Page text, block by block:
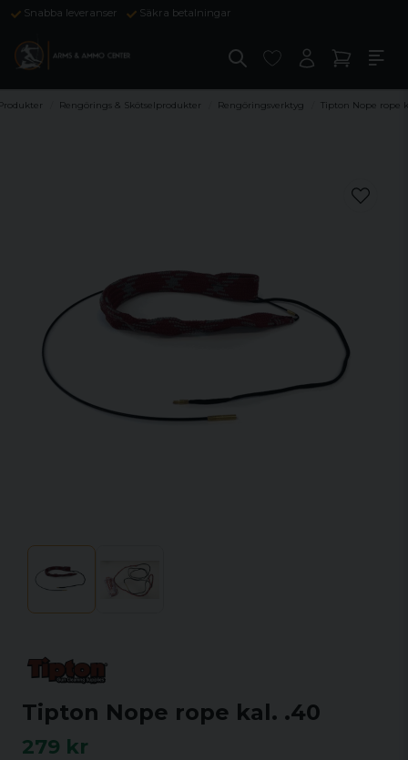
Snabba leveranser Säkra betalningar
Rengörings & Skötselprodukter Rengöringsverktyg Tipton Nope rope
Tipton Nope rope kal. .40
279 kr